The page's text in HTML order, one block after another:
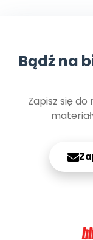
Bądź na
Zapisz się